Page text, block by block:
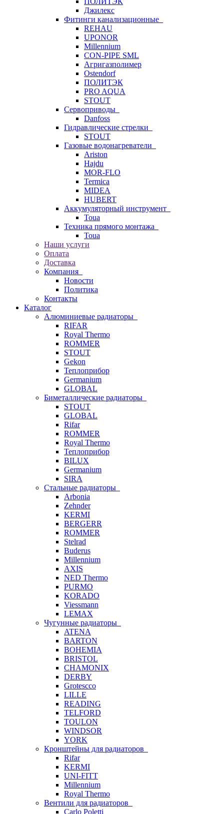
Джилекс
Фитинги канализационные
REHAU
UPONOR
Millennium
CON-PIPE SML
Агригазполимер
Ostendorf
ПОЛИТЭК
PRO AQUA
STOUT
Сервоприводы
Danfoss
Гидравлические стрелки
STOUT
Газовые водонагреватели
Ariston
Hajdu
MOR-FLO
Termica
MIDEA
HUBERT
Аккумуляторный инструмент
Toua
Техника прямого монтажа
Toua
Наши услуги
Оплата
Доставка
Компания
Новости
Политика
Контакты
Каталог
Алюминиевые радиаторы
RIFAR
Royal Thermo
ROMMER
STOUT
Gekon
Теплоприбор
Germanium
GLOBAL
Биметаллические радиаторы
STOUT
GLOBAL
Rifar
ROMMER
Royal Thermo
Теплоприбор
BILUX
Germanium
SIRA
Стальные радиаторы
Arbonia
Zehnder
KERMI
BERGERR
ROMMER
Stelrad
Buderus
Millennium
AXIS
NED Thermo
PURMO
KORADO
Viessmann
LEMAX
Чугунные радиаторы
ATENA
BARTON
BOHEMIA
BRISTOL
CHAMONIX
DERBY
Grotescco
LILLE
READING
TELFORD
TOULON
WINDSOR
YORK
Кронштейны для радиаторов
Rifar
KERMI
UNI-FITT
Millennium
Royal Thermo
Вентили для радиаторов
Carlo Poletti